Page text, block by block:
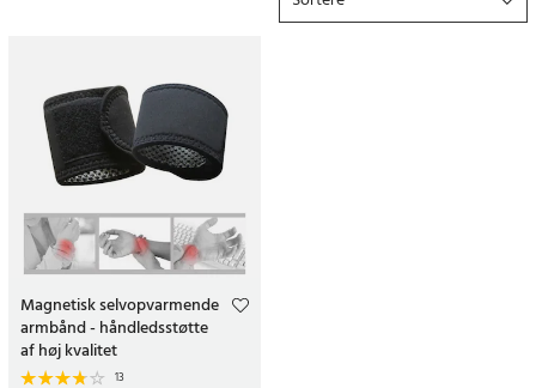
Magnetisk selvopvarmende
armbånd - håndledsstøtte
af høj kvalitet
13